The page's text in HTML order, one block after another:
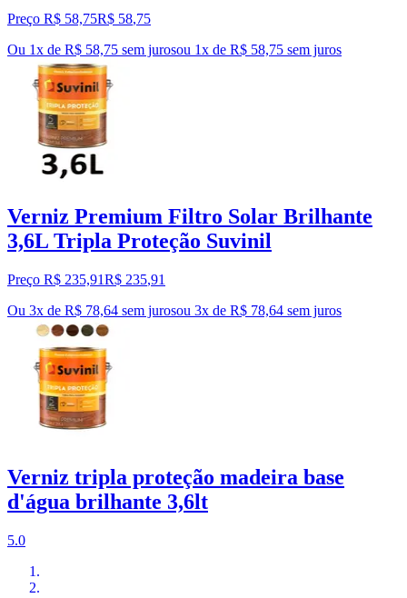
Preço R$ 58,75R$ 58,75
Ou 1x de R$ 58,75 sem jurosou 1x de R$ 58,75 sem juros
Verniz Premium Filtro Solar Brilhante
3,6L Tripla Proteção Suvinil
Preço R$ 235,91R$ 235,91
Ou 3x de R$ 78,64 sem jurosou 3x de R$ 78,64 sem juros
Verniz tripla proteção madeira base
d'água brilhante 3,6lt
5.0